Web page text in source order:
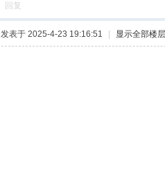
回复
发表于 2025-4-23 19:16:51 显示全部楼层